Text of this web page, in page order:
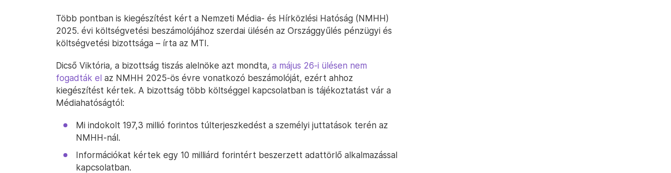
Több pontban is kiegészítést kért a Nemzeti Média- és Hírközlési Hatóság (NMHH)
2025. évi költségvetési beszámolójához szerdai ülésén az Országgyűlés pénzügyi és
költségvetési bizottsága – írta az MTI.
Dicső Viktória, a bizottság tiszás alelnöke azt mondta, a május 26-i ülésen nem
fogadták el az NMHH 2025-ös évre vonatkozó beszámolóját, ezért ahhoz
kiegészítést kértek. A bizottság több költséggel kapcsolatban is tájékoztatást vár a
Médiahatóságtól:
Mi indokolt 197,3 millió forintos túlterjeszkedést a személyi juttatások terén az
NMHH-nál.
Információkat kértek egy 10 milliárd forintért beszerzett adattörlő alkalmazással
kapcsolatban.